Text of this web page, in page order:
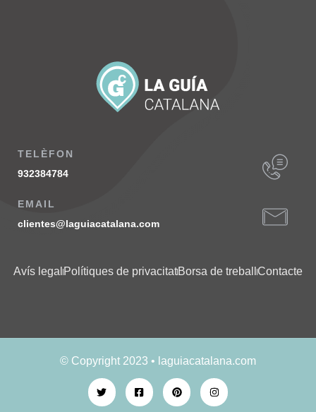
TELÈFON
932384784
EMAIL
clientes@laguiacatalana.com
Avís legal Polítiques de privacitatBorsa de treball Contacte
© Copyright 2023 • laguiacatalana.com